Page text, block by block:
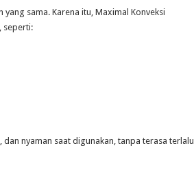
sama. Karena itu, Maximal Konveksi
seperti:
nyaman saat digunakan, tanpa terasa terlalu